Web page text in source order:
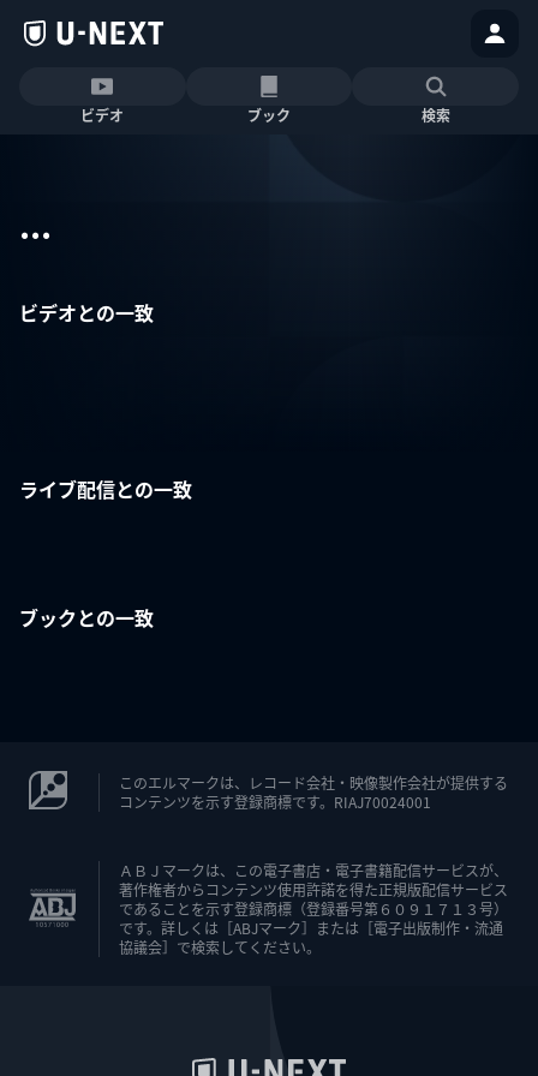
ビデオ ブック 検索
...
ビデオとの一致
ライブ配信との一致
ブックとの一致
このエルマークは、レコード会社・映像製作会社が提供する
コンテンツを示す登録商標です。RIAJ70024001
ＡＢＪマークは、この電子書店・電子書籍配信サービスが、
著作権者からコンテンツ使用許諾を得た正規版配信サービス
であることを示す登録商標（登録番号第６０９１７１３号）
です。詳しくは［ABJマーク］または［電子出版制作・流通
協議会］で検索してください。